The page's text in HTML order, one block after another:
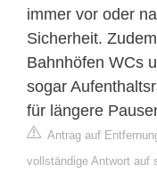
immer vor oder
Sicherheit.
Bahnhöfen WCs
sogar
für längere
Antrag auf
vollständige Antwort auf